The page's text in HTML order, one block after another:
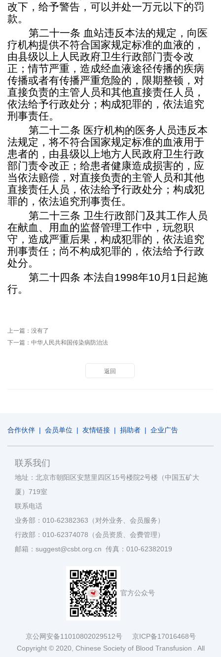
改下，给予警告，可以并处一万元以下的罚
款。
第二十一条 血站违反本法的规定，向医
疗机构提供不符合国家规定标准的血液的，
由县级以上人民政府卫生行政部门责令改
正；情节严重，造成经血液途径传播的疾病
传播或者有传播严重危险的，限期整顿，对
直接负责的主管人员和其他直接责任人员，
依法给予行政处分；构成犯罪的，依法追究
刑事责任。
第二十二条 医疗机构的医务人员违反本
法规定，将不符合国家规定标准的血液用于
患者的，由县级以上地方人民政府卫生行政
部门责令改正；给患者健康造成损害的，应
当依法赔偿，对直接负责的主管人员和其他
直接责任人员，依法给予行政处分；构成犯
罪的，依法追究刑事责任。
第二十三条 卫生行政部门及其工作人员
在献血、用血的监督管理工作中，玩忽职
守，造成严重后果，构成犯罪的，依法追究
刑事责任；尚不构成犯罪的，依法给予行政
处分。
第二十四条 本法自1998年10月1日起施
行。
上一篇：没有了
下一篇： 中华人民共和国传染病防治法
返回
合作伙伴 | 会员单位 | 友情链接 | 捐助者 | 企业广告
联系我们
地址：北京市朝阳区安慧里四区15号楼院2号楼（中国五矿大
厦）719室
联系电话
业务部：010-62382363（对外业务、会员服务）
行政部：010-62374078（会员资质、会费管理）
邮箱：suggest@csbt.org.cn 传真：010-62382019
官方公众号
京公网安备11010802029512号 京ICP备17016468号
Copyright © 2020, Chinese Society of Blood Transfusion . All